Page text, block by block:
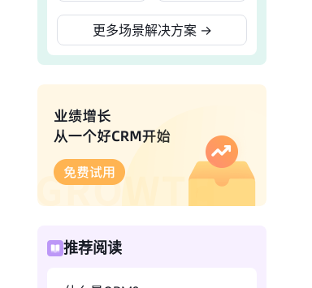
更多场景解决方案 →
推荐阅读